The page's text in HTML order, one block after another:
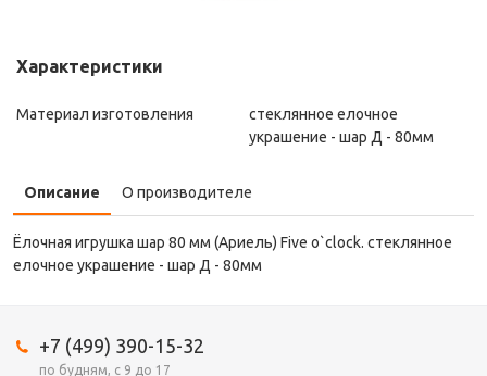
Характеристики
Материал изготовления
стеклянное елочное
украшение - шар Д - 80мм
Описание О производителе
Ёлочная игрушка шар 80 мм (Ариель) Five o`clock. стеклянное
елочное украшение - шар Д - 80мм
+7 (499) 390-15-32
по будням, с 9 до 17